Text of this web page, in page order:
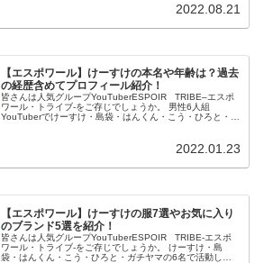
2022.08.21
【エスポワール】けーすけの本名や年齢は？過去
の経歴含めてプロフィール紹介！
皆さんは人気グループYouTuberESPOIR TRIBE–エスポ
ワール・トライブ‐をご存じでしょうか。 男性6人組
YouTuberでけーすけ・島袋・はんくん・こう・ひろと・ガ
2022.01.23
【エスポワール】けーすけの服7選やお気に入り
のブランド5選を紹介！
皆さんは人気グループYouTuberESPOIR TRIBE‐エスポ
ワール・トライブ‐をご存じでしょうか。 けーすけ・島
袋・はんくん・こう・ひろと・ガチヤマの6名で活動して